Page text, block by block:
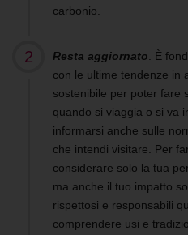
carbonio.
Resta aggiornato. È
con le ultime tendenze in
sostenibile per poter fare
quando si viaggia o si va
informarsi anche sulle
che intendi visitare. Per
considerare solo la tua
ma anche il tuo impatto
rispettosi e responsabili
comprendere usi e